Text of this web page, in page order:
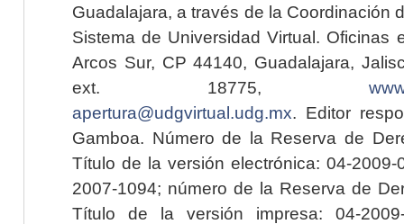
Guadalajara, a través de la Coordinación
Sistema de Universidad Virtual. Oficinas
Arcos Sur, CP 44140, Guadalajara,
ext. 18775,
apertura@udgvirtual.udg.mx. Editor
Gamboa. Número de la Reserva de
Título de la versión electrónica: 04-2009-
2007-1094; número de la Reserva de
Título de la versión impresa: 04-2009-